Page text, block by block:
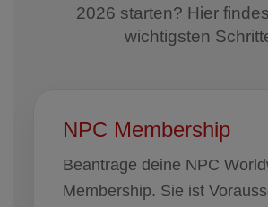
2026 starten? Hier
wichtigsten
NPC Membership
Beantrage deine NPC
Membership. Sie ist